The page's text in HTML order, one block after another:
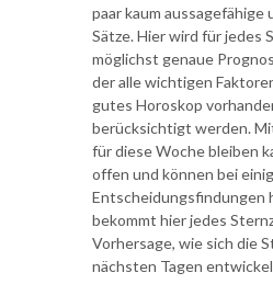
paar kaum aussagefähige
Sätze. Hier wird für jedes
möglichst genaue
der alle wichtigen
gutes Horoskop
berücksichtigt werden.
für diese Woche bleiben
offen und können bei
Entscheidungsfindungen
bekommt hier jedes
Vorhersage, wie sich die
nächsten Tagen